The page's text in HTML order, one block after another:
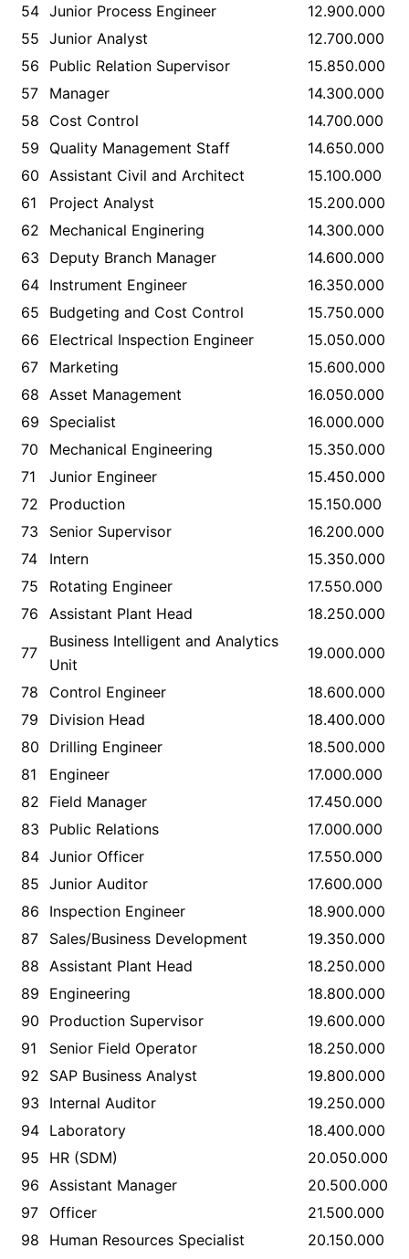
54 Junior Process Engineer
12.900.000
55 Junior Analyst
12.700.000
56
Public Relation Supervisor
15.850.000
57
Manager
14.300.000
58
Cost Control
14.700.000
59
Quality Management Staff
14.650.000
60
Assistant Civil and Architect
15.100.000
61
Project Analyst
15.200.000
62
Mechanical Enginering
14.300.000
63
Deputy Branch Manager
14.600.000
64 Instrument Engineer
16.350.000
65
Budgeting and Cost Control
15.750.000
66
Electrical Inspection Engineer
15.050.000
67
Marketing
15.600.000
68
Asset Management
16.050.000
69
Specialist
16.000.000
70
Mechanical Engineering
15.350.000
71
Junior Engineer
15.450.000
72
Production
15.150.000
73
Senior Supervisor
16.200.000
74
Intern
15.350.000
75
Rotating Engineer
17.550.000
76
Assistant Plant Head 18.250.000
77
Business Intelligent and Analytics
Unit
19.000.000
78 Control Engineer
18.600.000
79
Division Head
18.400.000
80
Drilling Engineer
18.500.000
81
Engineer
17.000.000
82
Field Manager
17.450.000
83
Public Relations
17.000.000
84 Junior Officer
17.550.000
85 Junior Auditor
17.600.000
86
Inspection Engineer
18.900.000
87
Sales/Business Development
19.350.000
88
Assistant Plant Head
18.250.000
89
Engineering
18.800.000
90
Production Supervisor
19.600.000
91
Senior Field Operator
18.250.000
92
SAP Business Analyst
19.800.000
93
Internal Auditor
19.250.000
94 Laboratory
18.400.000
95
HR (SDM)
20.050.000
96
Assistant Manager
20.500.000
97
Officer
21.500.000
98
Human Resources Specialist
20.150.000